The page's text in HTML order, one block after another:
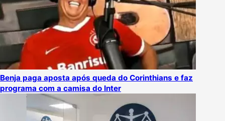
Benja paga aposta após queda do Corinthians e faz
programa com a camisa do Inter